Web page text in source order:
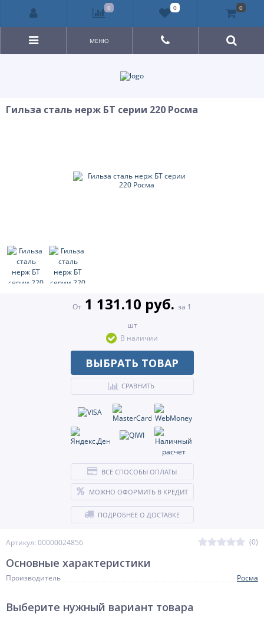
МЕНЮ
Гильза сталь нерж БТ серии 220 Росма
Артикул: 00000024856 (0)
От 1 131.10 руб. за 1
шт
В наличии
ВЫБРАТЬ ТОВАР
СРАВНИТЬ
ВСЕ СПОСОБЫ ОПЛАТЫ
МОЖНО ОФОРМИТЬ В КРЕДИТ
ПОДРОБНЕЕ О ДОСТАВКЕ
Основные характеристики
Производитель Росма
Выберите нужный вариант товара
0 0 0